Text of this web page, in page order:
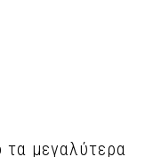
τα μεγαλύτερα